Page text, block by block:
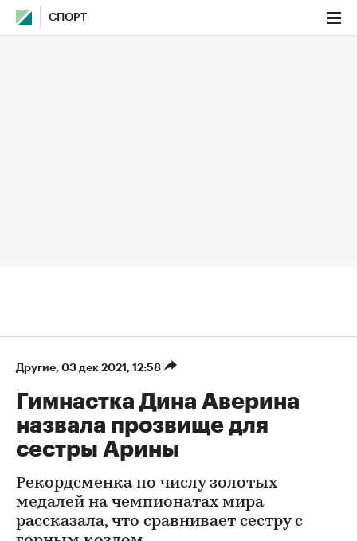
СПОРТ
Другие⁠, 03 дек 2021, 12:58
Гимнастка Дина Аверина
назвала прозвище для
сестры Арины
Рекордсменка по числу золотых
медалей на чемпионатах мира
рассказала, что сравнивает сестру с